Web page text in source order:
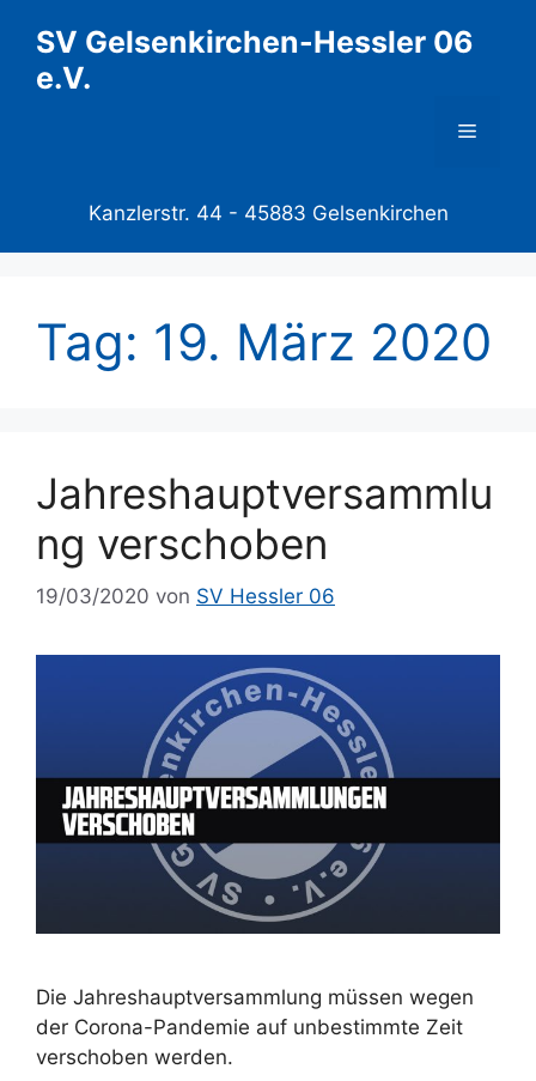
Inhalt
springen
SV Gelsenkirchen-Hessler 06
e.V.
Menü
Kanzlerstr. 44 - 45883 Gelsenkirchen
Tag: 19. März 2020
Jahreshauptversammlu
ng verschoben
19/03/2020 von SV Hessler 06
Die Jahreshauptversammlung müssen wegen
der Corona-Pandemie auf unbestimmte Zeit
verschoben werden.